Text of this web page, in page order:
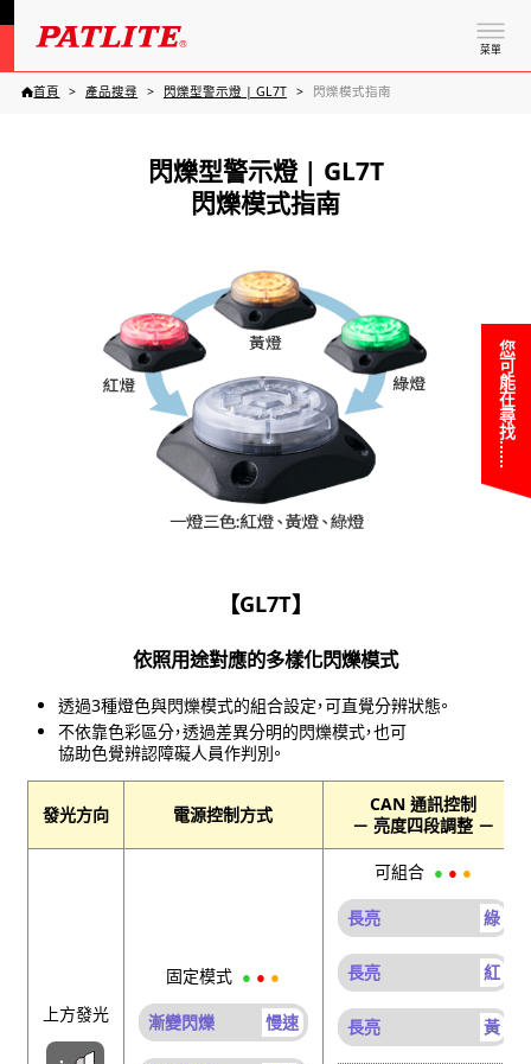
菜單
您可能在尋找……
首頁 產品搜尋 閃爍型警示燈 | GL7T 閃爍模式指南
閃爍型警示燈 | GL7T
閃爍模式指南
【GL7T】
依照用途對應的多樣化閃爍模式
透過3種燈色與閃爍模式的組合設定，可直覺分辨狀態。
不依靠色彩區分，透過差異分明的閃爍模式，也可
協助色覺辨認障礙人員作判別。
發光方向 電源控制方式
CAN 通訊控制
－ 亮度四段調整 －
上方發光
固定模式 ● ● ●
漸變閃爍 慢速
可組合 ● ● ●
長亮 綠
長亮 紅
長亮 黃